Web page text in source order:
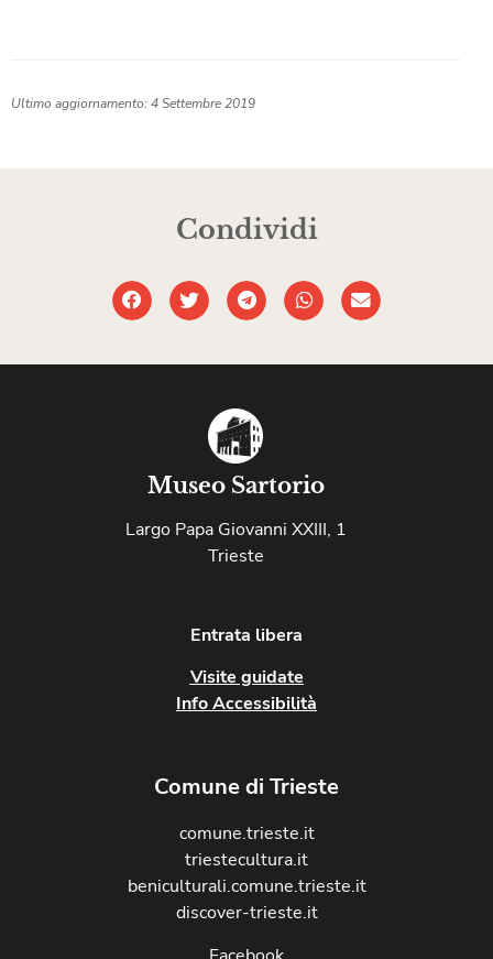
Ultimo aggiornamento: 4 Settembre 2019
Condividi
Museo Sartorio
Largo Papa Giovanni XXIII, 1
Trieste
Entrata libera
Visite guidate
Info Accessibilità
Comune di Trieste
comune.trieste.it
triestecultura.it
beniculturali.comune.trieste.it
discover-trieste.it